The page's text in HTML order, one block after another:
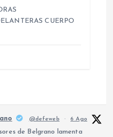
CUERPO
@defeweb · 6 Ago
de Belgrano lamenta